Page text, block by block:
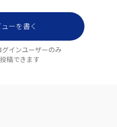
ューを書く
インユーザーのみ
稿できます